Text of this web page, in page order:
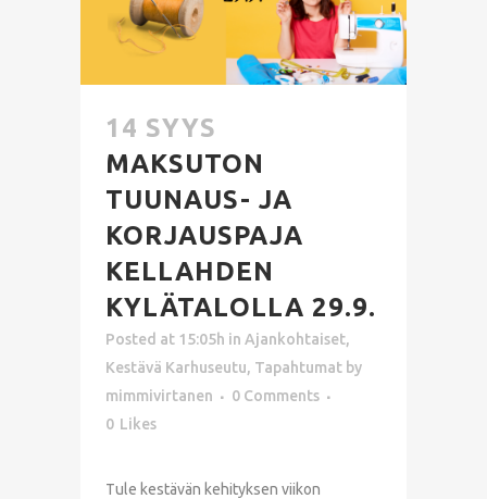
14 SYYS
MAKSUTON
TUUNAUS- JA
KORJAUSPAJA
KELLAHDEN
KYLÄTALOLLA 29.9.
Posted at 15:05h in Ajankohtaiset,
Kestävä Karhuseutu, Tapahtumat by
mimmivirtanen
0 Comments
0 Likes
Tule kestävän kehityksen viikon